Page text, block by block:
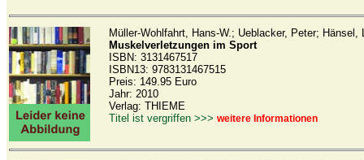
Müller-Wohlfahrt, Hans-W.; Ueblacker, Peter; Hänsel,
Muskelverletzungen im Sport
ISBN: 3131467517
ISBN13: 9783131467515
Preis: 149.95 Euro
Jahr: 2010
Verlag: THIEME
Titel ist vergriffen >>> weitere Informationen